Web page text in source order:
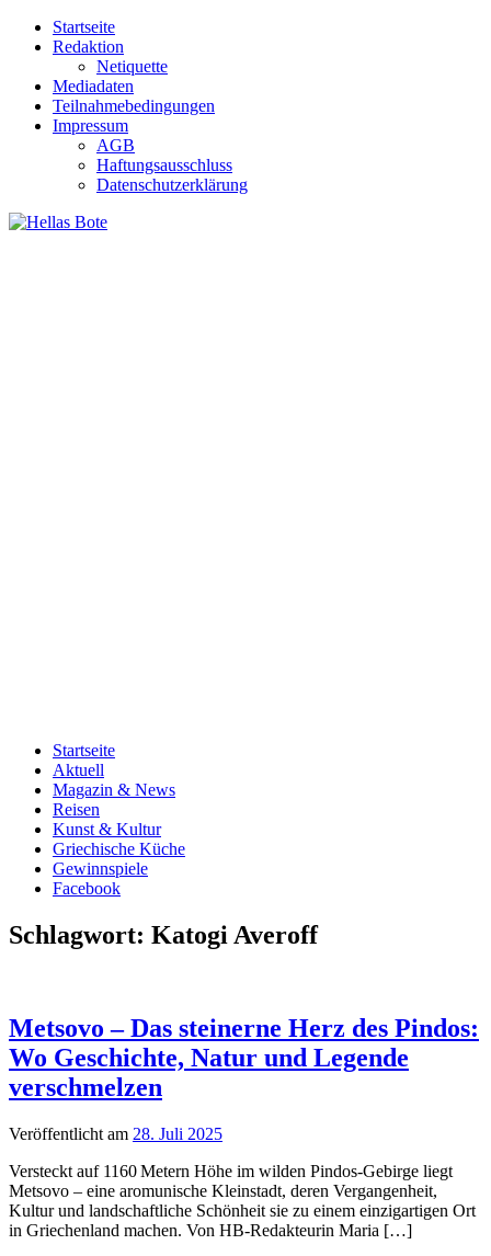
Zum
Inhalt
Startseite
Redaktion
Netiquette
Mediadaten
Teilnahmebedingungen
Impressum
AGB
Haftungsausschluss
Datenschutzerklärung
Startseite
Aktuell
Magazin & News
Reisen
Kunst & Kultur
Griechische Küche
Gewinnspiele
Facebook
Schlagwort: Katogi Averoff
Metsovo – Das steinerne Herz des Pindos:
Wo Geschichte, Natur und Legende
verschmelzen
Veröffentlicht am 28. Juli 2025
Versteckt auf 1160 Metern Höhe im wilden Pindos-Gebirge liegt
Metsovo – eine aromunische Kleinstadt, deren Vergangenheit,
Kultur und landschaftliche Schönheit sie zu einem einzigartigen Ort
in Griechenland machen. Von HB-Redakteurin Maria […]